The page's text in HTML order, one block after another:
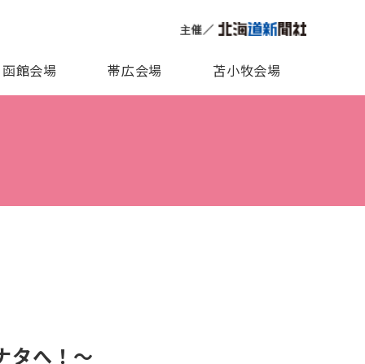
函館会場 帯広会場 苫小牧会場
タへ！～